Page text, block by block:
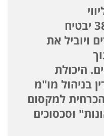
פרויקטים מסוג תמ"א 38 יבטיח
ויוביל את
היכולת
בניהול מו"מ
למקסום
וסכסוכים